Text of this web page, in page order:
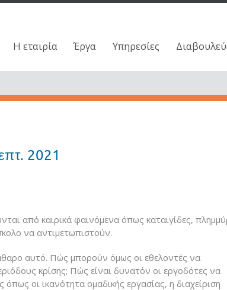
Η εταιρία Έργα Υπηρεσίες
2021
από καιρικά φαινόμενα όπως καταιγίδες,
να αντιμετωπιστούν.
αυτό. Πώς μπορούν όμως οι εθελοντές να
κρίσης; Πώς είναι δυνατόν οι εργοδότες να
οι ικανότητα ομαδικής εργασίας, η διαχείριση